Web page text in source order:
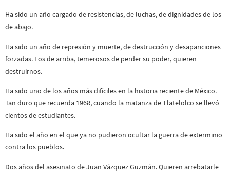
Ha sido un año cargado de resistencias, de luchas, de dignidades de los
de abajo.
Ha sido un año de represión y muerte, de destrucción y desapariciones
forzadas. Los de arriba, temerosos de perder su poder, quieren
destruirnos.
Ha sido uno de los años más difíciles en la historia reciente de México.
Tan duro que recuerda 1968, cuando la matanza de Tlatelolco se llevó
cientos de estudiantes.
Ha sido el año en el que ya no pudieron ocultar la guerra de exterminio
contra los pueblos.
Dos años del asesinato de Juan Vázquez Guzmán. Quieren arrebatarle